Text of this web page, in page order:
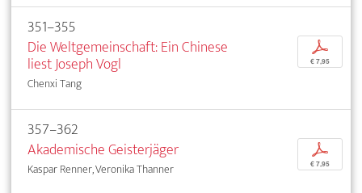
351–355
Die Weltgemeinschaft: Ein Chinese
liest Joseph Vogl
Chenxi Tang
p
€ 7,95
357–362
Akademische Geisterjäger
Kaspar Renner, Veronika Thanner
p
€ 7,95